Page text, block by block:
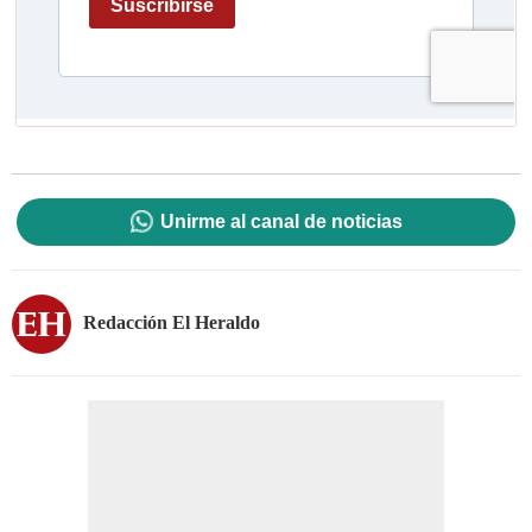
Unirme al canal de noticias
Redacción El Heraldo